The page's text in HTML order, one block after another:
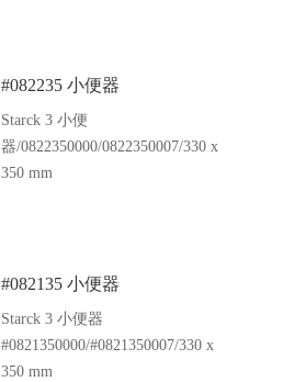
#082235 小便器
Starck 3 小便
器/0822350000/0822350007/330 x
350 mm
#082135 小便器
Starck 3 小便器
#0821350000/#0821350007/330 x
350 mm